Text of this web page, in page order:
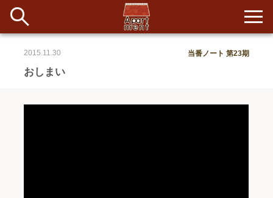
おしまい
2015.11.30 当番ノート 第23期